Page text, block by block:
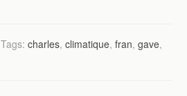
Tags:charles,climatique,fran,gave,